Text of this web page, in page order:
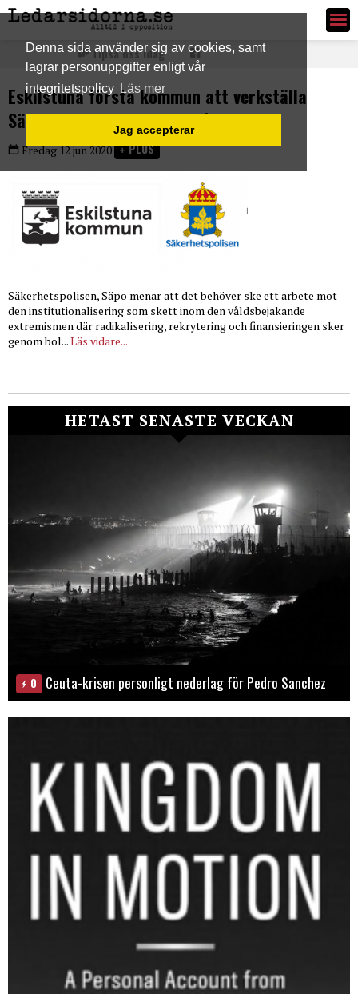
Denna sida använder sig av cookies, samt
lagrar personuppgifter enligt vår
integritetspolicy Läs mer
Jag accepterar
Ledarsidorna.se
Tipsa oss idag
Eskilstuna första kommun att verkställa
Säkerhetspolisens önskemål
Fredag 12 jun 2020 PLUS
Säkerhetspolisen, Säpo menar att det behöver ske ett arbete mot
den institutionalisering som skett inom den våldsbejakande
extremismen där radikalisering, rekrytering och finansieringen sker
genom bol...Läs vidare...
HETAST SENASTE VECKAN
0 Ceuta-krisen personligt nederlag för Pedro Sanchez